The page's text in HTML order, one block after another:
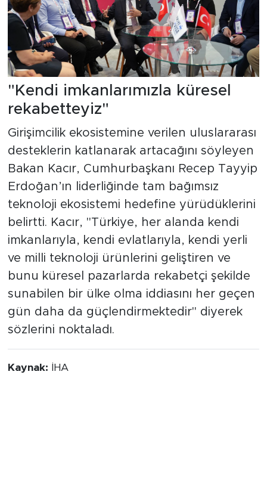
"Kendi imkanlarımızla küresel
rekabetteyiz"
Girişimcilik ekosistemine verilen uluslararası
desteklerin katlanarak artacağını söyleyen
Bakan Kacır, Cumhurbaşkanı Recep Tayyip
Erdoğan’ın liderliğinde tam bağımsız
teknoloji ekosistemi hedefine yürüdüklerini
belirtti. Kacır, "Türkiye, her alanda kendi
imkanlarıyla, kendi evlatlarıyla, kendi yerli
ve milli teknoloji ürünlerini geliştiren ve
bunu küresel pazarlarda rekabetçi şekilde
sunabilen bir ülke olma iddiasını her geçen
gün daha da güçlendirmektedir" diyerek
sözlerini noktaladı.
Kaynak: İHA